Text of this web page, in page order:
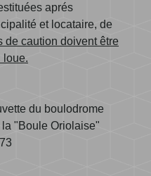
aprés
et locataire, de
de caution doivent être
loue.
du boulodrome
"Boule Oriolaise"